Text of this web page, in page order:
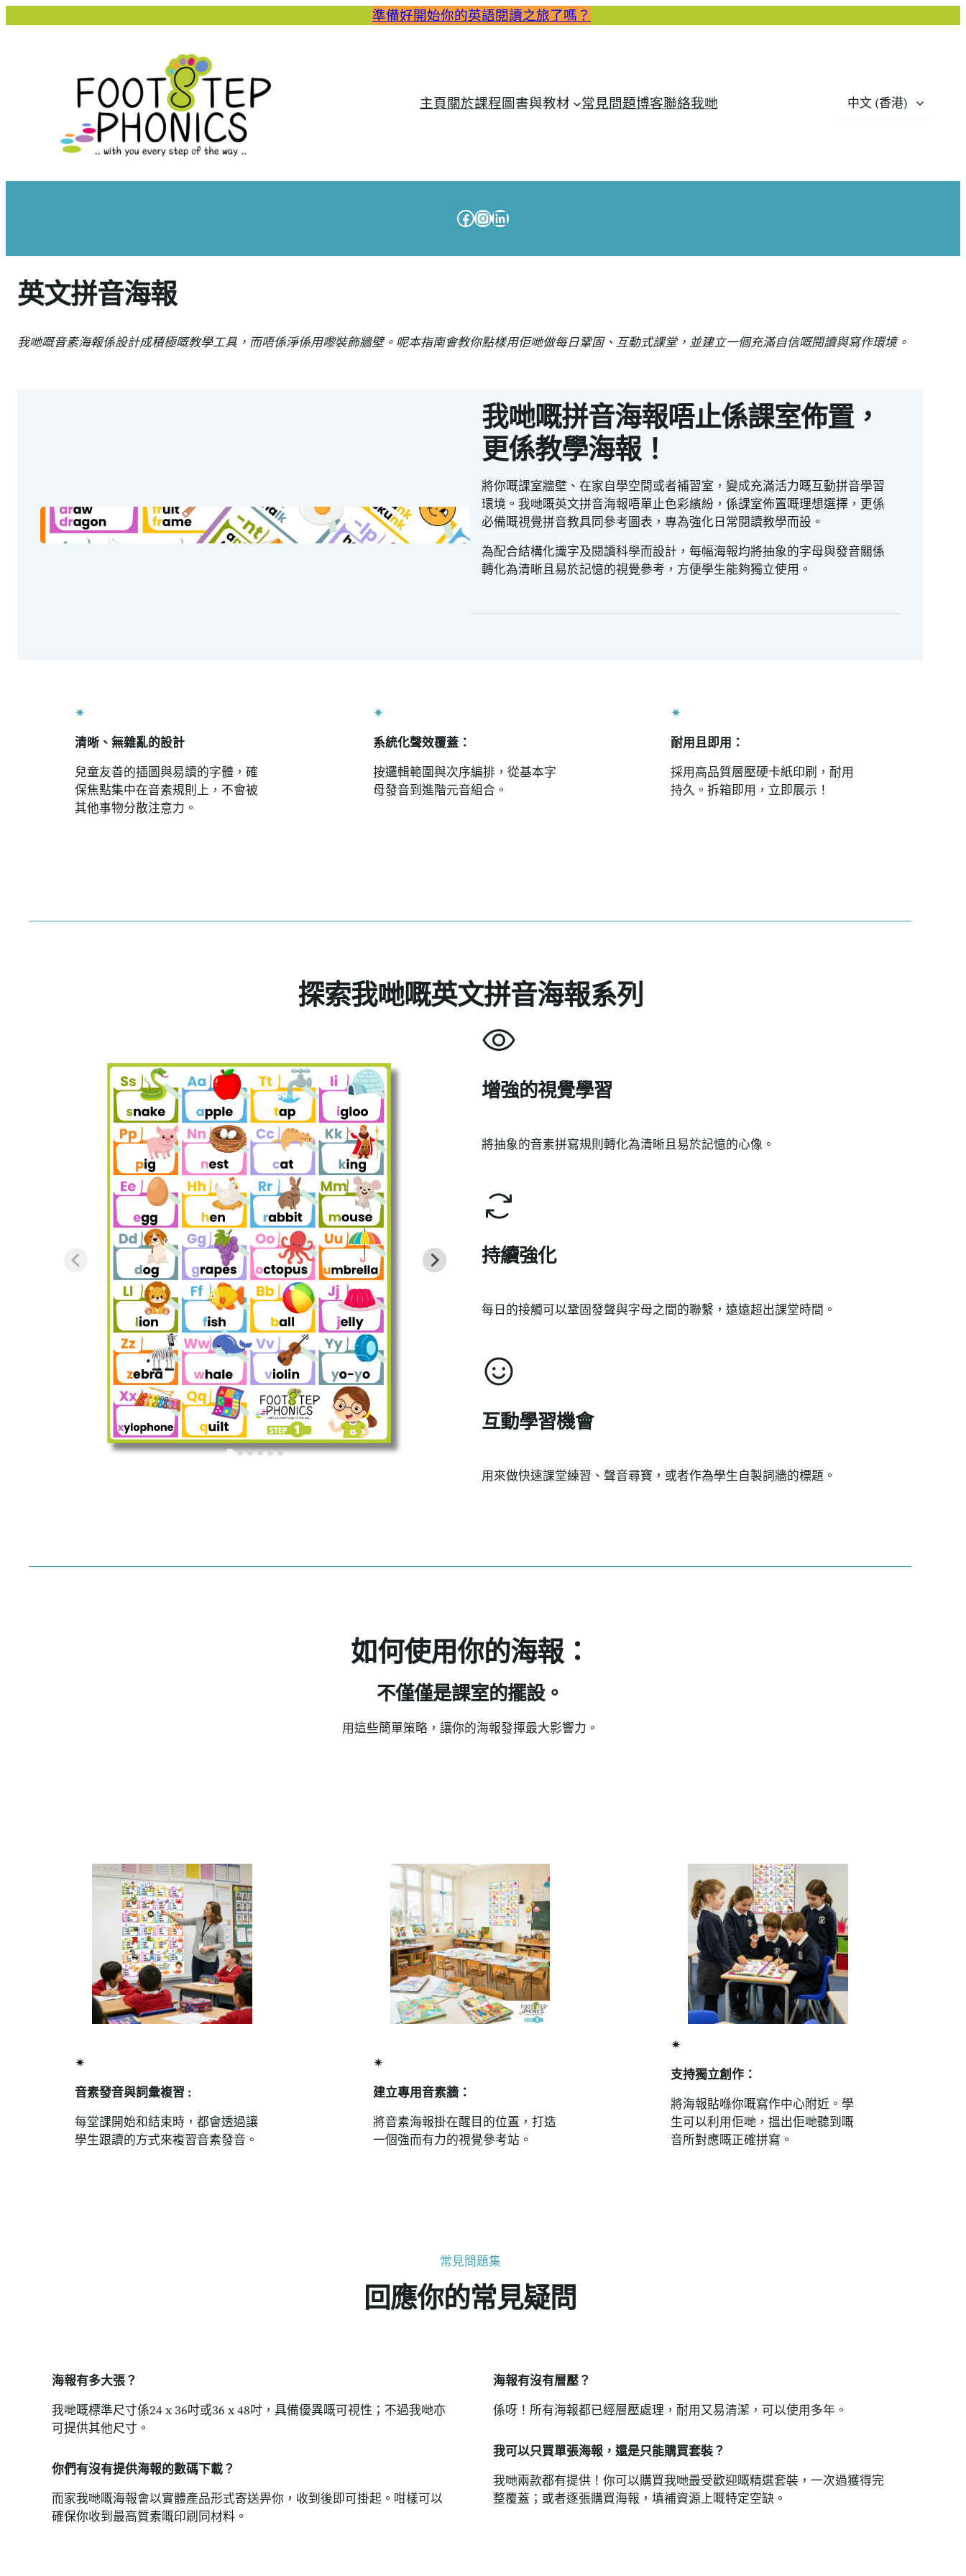
準備好開始你的英語閱讀之旅了嗎？
主頁關於課程圖書與教材 常見問題博客聯絡我哋
Choose
Facebook
Instagram
LinkedIn
英文拼音海報
我哋嘅音素海報係設計成積極嘅教學工具，而唔係淨係用嚟裝飾牆壁。呢本指南會教你點樣用佢哋做每日鞏固、互動式課堂，並建立一個充滿自信嘅閱讀與寫作環境。
我哋嘅拼音海報唔止係課室佈置，
更係教學海報！
將你嘅課室牆壁、在家自學空間或者補習室，變成充滿活力嘅互動拼音學習
環境。我哋嘅英文拼音海報唔單止色彩繽紛，係課室佈置嘅理想選擇，更係
必備嘅視覺拼音教具同參考圖表，專為強化日常閱讀教學而設。
為配合結構化識字及閱讀科學而設計，每幅海報均將抽象的字母與發音關係
轉化為清晰且易於記憶的視覺參考，方便學生能夠獨立使用。
✴
清晰、無雜亂的設計
兒童友善的插圖與易讀的字體，確
保焦點集中在音素規則上，不會被
其他事物分散注意力。
✴
系統化聲效覆蓋：
按邏輯範圍與次序編排，從基本字
母發音到進階元音組合。
✴
耐用且即用：
採用高品質層壓硬卡紙印刷，耐用
持久。拆箱即用，立即展示！
探索我哋嘅英文拼音海報系列
增強的視覺學習
將抽象的音素拼寫規則轉化為清晰且易於記憶的心像。
持續強化
每日的接觸可以鞏固發聲與字母之間的聯繫，遠遠超出課堂時間。
互動學習機會
用來做快速課堂練習、聲音尋寶，或者作為學生自製詞牆的標題。
如何使用你的海報：
不僅僅是課室的擺設。
用這些簡單策略，讓你的海報發揮最大影響力。
✴
音素發音與詞彙複習 :
每堂課開始和結束時，都會透過讓
學生跟讀的方式來複習音素發音。
✴
建立專用音素牆：
將音素海報掛在醒目的位置，打造
一個強而有力的視覺參考站。
✴
支持獨立創作：
將海報貼喺你嘅寫作中心附近。學
生可以利用佢哋，搵出佢哋聽到嘅
音所對應嘅正確拼寫。
常見問題集
回應你的常見疑問
海報有多大張？
我哋嘅標準尺寸係24 x 36吋或36 x 48吋，具備優異嘅可視性；不過我哋亦
可提供其他尺寸。
你們有沒有提供海報的數碼下載？
而家我哋嘅海報會以實體產品形式寄送畀你，收到後即可掛起。咁樣可以
確保你收到最高質素嘅印刷同材料。
海報有沒有層壓？
係呀！所有海報都已經層壓處理，耐用又易清潔，可以使用多年。
我可以只買單張海報，還是只能購買套裝？
我哋兩款都有提供！你可以購買我哋最受歡迎嘅精選套裝，一次過獲得完
整覆蓋；或者逐張購買海報，填補資源上嘅特定空缺。